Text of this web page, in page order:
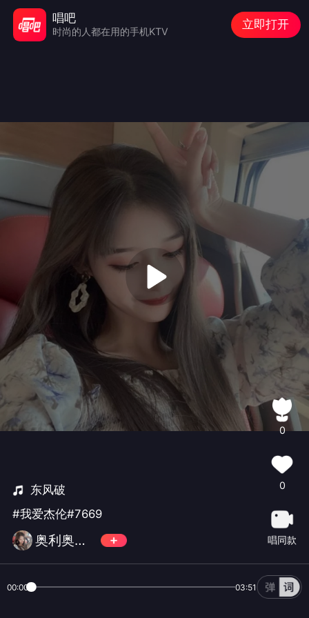
东风破
#我爱杰伦#7669
奥利奥配饭🍪
0
0
唱同款
00:00 03:51
唱吧
时尚的人都在用的手机KTV
立即打开